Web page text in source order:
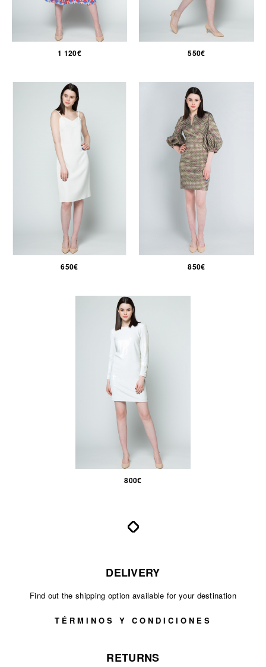
1 120€ 550€
650€ 850€
800€
DELIVERY
Find out the shipping option available for your destination
TÉRMINOS Y CONDICIONES
RETURNS